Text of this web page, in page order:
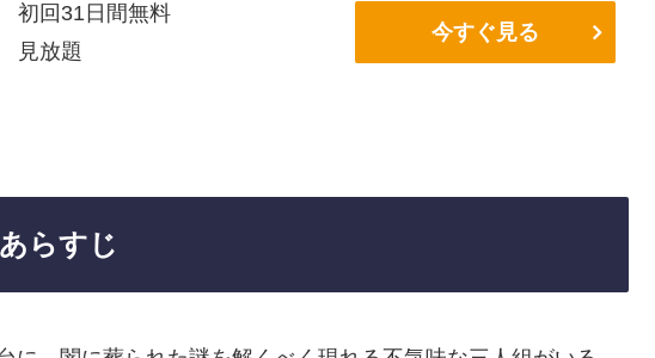
初回31日間無料
見放題
今すぐ見る
らすじ